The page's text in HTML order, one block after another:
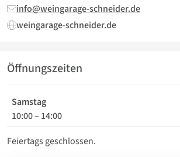
info@weingarage-schneider.de
weingarage-schneider.de
Öffnungszeiten
Samstag
10:00– 14:00
Feiertags geschlossen.